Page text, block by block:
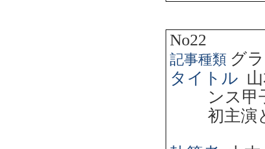
No22
記事種類 グ
タイトル
ンス甲
初主演